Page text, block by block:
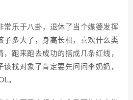
常乐于八卦，退休了当个媒婆发挥
子多大了，身高长相，喜欢什么类
，跑来跑去成功的搭成几条红线，
该找对象了肯定要先问问李奶奶，
。